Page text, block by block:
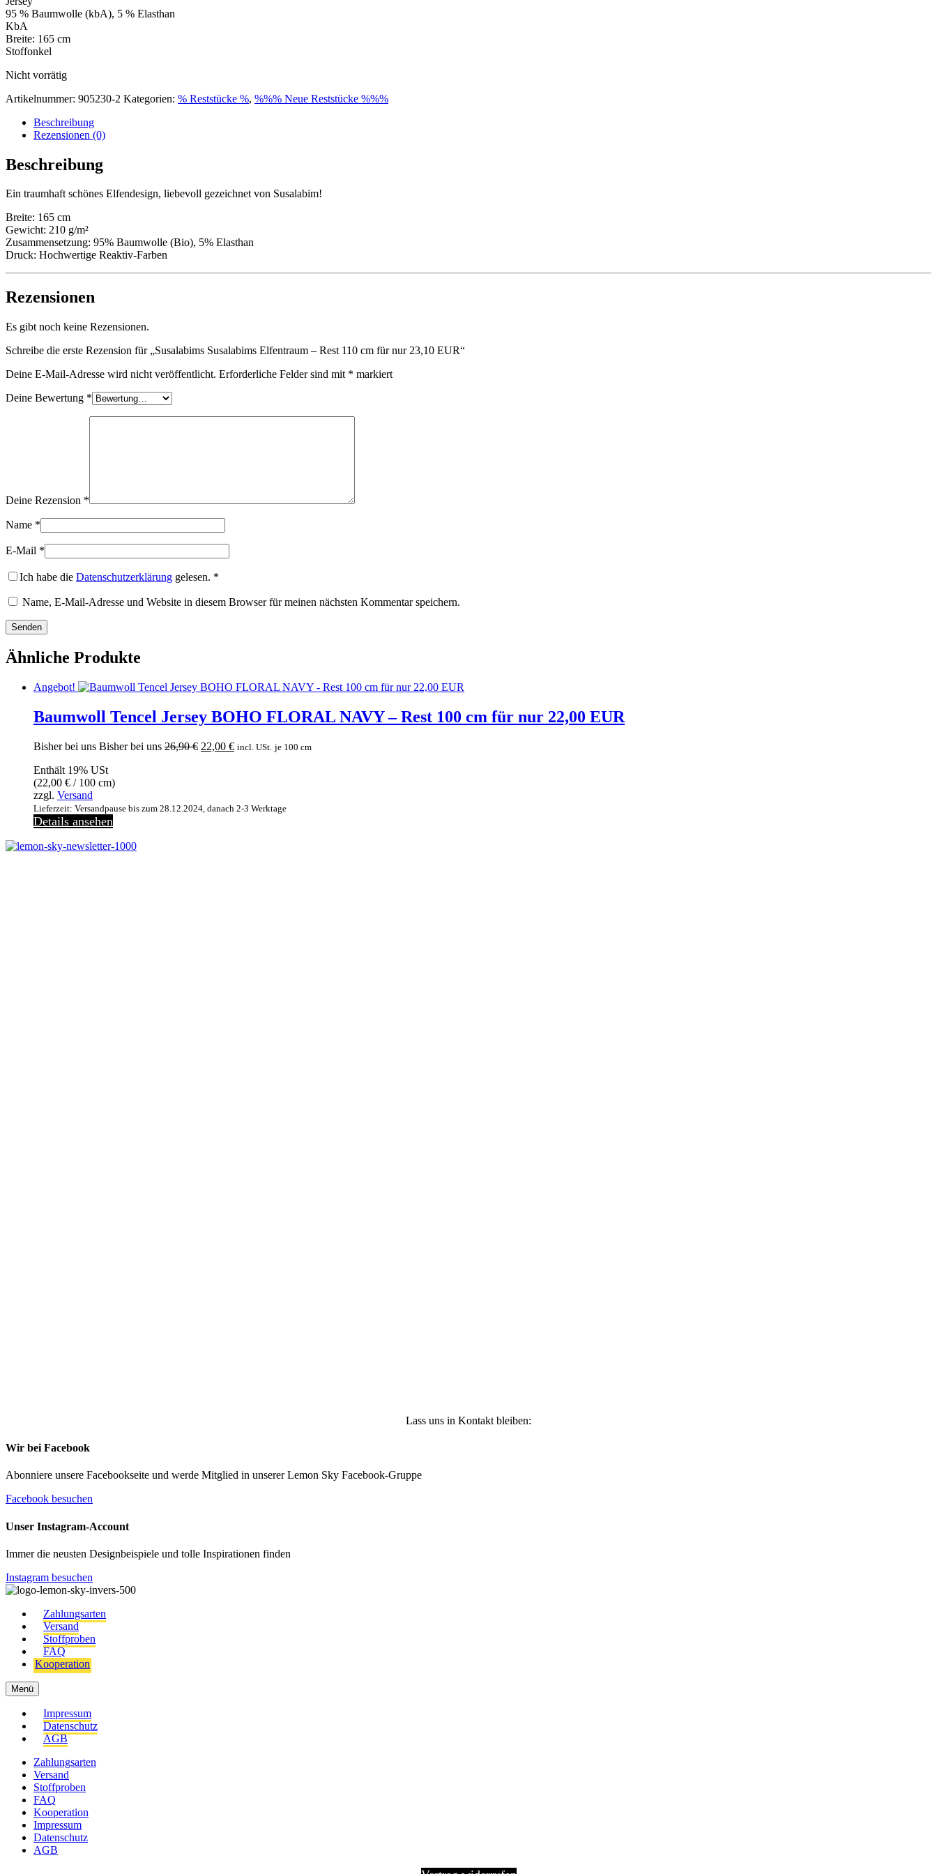
95 % Baumwolle (kbA), 5 % Elasthan
KbA
Breite: 165 cm
Stoffonkel
Nicht vorrätig
Artikelnummer: 905230-2 Kategorien: % Reststücke %, %%% Neue Reststücke %%%
Beschreibung
Rezensionen (0)
Beschreibung
Ein traumhaft schönes Elfendesign, liebevoll gezeichnet von Susalabim!
Breite: 165 cm
Gewicht: 210 g/m²
Zusammensetzung: 95% Baumwolle (Bio), 5% Elasthan
Druck: Hochwertige Reaktiv-Farben
Rezensionen
Es gibt noch keine Rezensionen.
Schreibe die erste Rezension für „Susalabims Susalabims Elfentraum – Rest 110 cm für nur 23,10 EUR“
Deine E-Mail-Adresse wird nicht veröffentlicht. Erforderliche Felder sind mit * markiert
Deine Bewertung *
Deine Rezension *
Name *
E-Mail *
Ich habe die Datenschutzerklärung gelesen. *
Name, E-Mail-Adresse und Website in diesem Browser für meinen nächsten Kommentar speichern.
Ähnliche Produkte
Angebot!
Baumwoll Tencel Jersey BOHO FLORAL NAVY – Rest 100 cm für nur 22,00 EUR
Bisher bei uns Bisher bei uns 26,90€ Ursprünglicher
22,00 €Aktueller
incl. USt. je 100 cm
Enthält 19% USt
(22,00 € / 100 cm)
zzgl. Versand
Lieferzeit: Versandpause bis zum 28.12.2024, danach 2-3 Werktage
Details ansehen
Lass uns in Kontakt bleiben:
Wir bei Facebook
Abonniere unsere Facebookseite und werde Mitglied in unserer Lemon Sky Facebook-Gruppe
Facebook besuchen
Unser Instagram-Account
Immer die neusten Designbeispiele und tolle Inspirationen finden
Instagram besuchen
Zahlungsarten
Versand
Stoffproben
FAQ
Kooperation
Menü
Impressum
Datenschutz
AGB
Zahlungsarten
Versand
Stoffproben
FAQ
Kooperation
Impressum
Datenschutz
AGB